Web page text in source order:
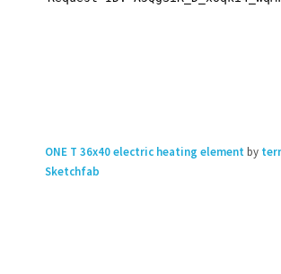
ONE T 36x40 electric heating element by
Sketchfab